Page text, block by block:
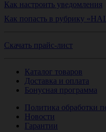
Как настроить уведомления
Как попасть в рубрику
Скачать прайс-лист
Каталог товаров
Доставка и оплата
Бонусная программа
Политика обработки
Новости
Гарантии